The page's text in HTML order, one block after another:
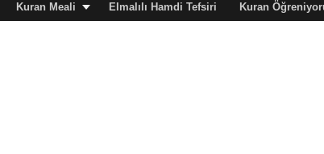
Kuran Meali Elmalılı Hamdi Tefsiri Kuran